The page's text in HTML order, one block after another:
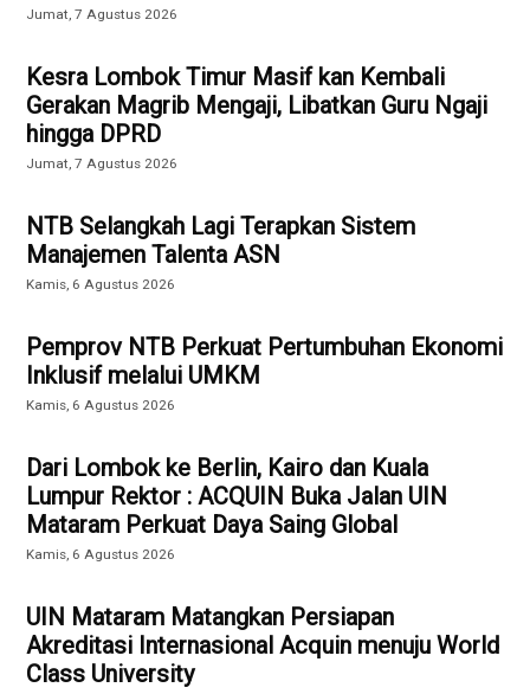
Jumat, 7 Agustus 2026
Kesra Lombok Timur Masif kan Kembali
Gerakan Magrib Mengaji, Libatkan Guru Ngaji
hingga DPRD
Jumat, 7 Agustus 2026
NTB Selangkah Lagi Terapkan Sistem
Manajemen Talenta ASN
Kamis, 6 Agustus 2026
Pemprov NTB Perkuat Pertumbuhan Ekonomi
Inklusif melalui UMKM
Kamis, 6 Agustus 2026
Dari Lombok ke Berlin, Kairo dan Kuala
Lumpur Rektor : ACQUIN Buka Jalan UIN
Mataram Perkuat Daya Saing Global
Kamis, 6 Agustus 2026
UIN Mataram Matangkan Persiapan
Akreditasi Internasional Acquin menuju World
Class University